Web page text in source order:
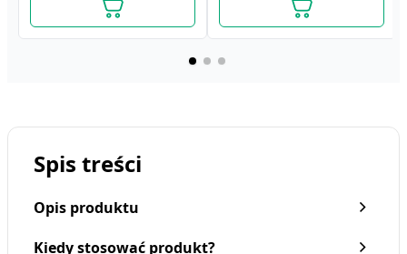
Spis treści
Opis produktu
Kiedy stosować produkt?